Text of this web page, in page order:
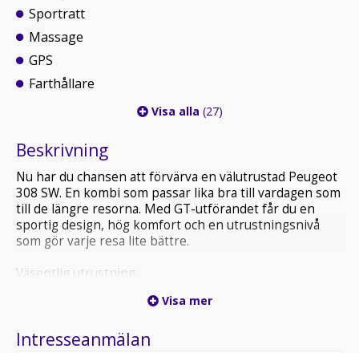
Sportratt
Massage
GPS
Farthållare
Visa alla (27)
Beskrivning
Nu har du chansen att förvärva en välutrustad Peugeot
308 SW. En kombi som passar lika bra till vardagen som
till de längre resorna. Med GT-utförandet får du en
sportig design, hög komfort och en utrustningsnivå
som gör varje resa lite bättre.
Väsentlig utrustning:
-Paddlar
Visa mer
Intresseanmälan